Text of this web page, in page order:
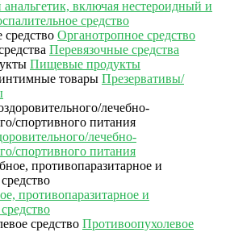
включая нестероидный и
средство
Органотропное средство
Перевязочные средства
Пищевые продукты
Презервативы/
лечебно-
спортивного питания
противопаразитарное и
Противоопухолевое